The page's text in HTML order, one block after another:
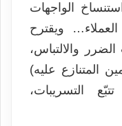
الواجهات
ويقترح
الضرر والالتباس،
المتنازع عليه)
التسريبات،